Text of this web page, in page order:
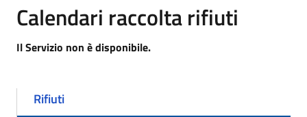
Calendari raccolta rifiuti
Il Servizio non è disponibile.
Rifiuti